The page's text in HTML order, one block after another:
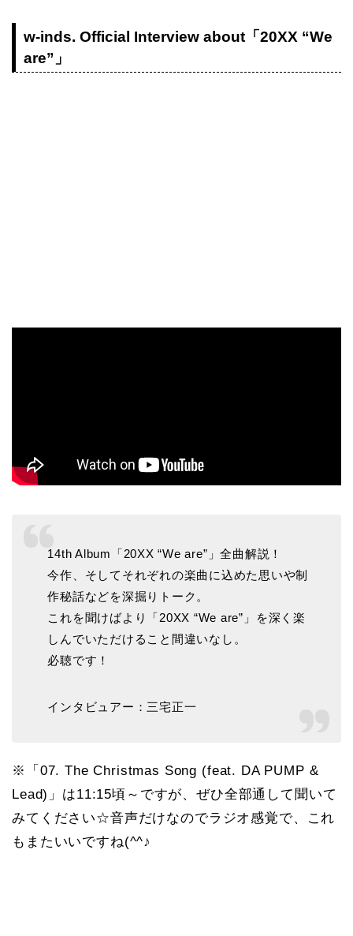
w-inds. Official Interview about「20XX “We
are”」
14th Album「20XX “We are”」全曲解説！
今作、そしてそれぞれの楽曲に込めた思いや制
作秘話などを深掘りトーク。
これを聞けばより「20XX “We are”」を深く楽
しんでいただけること間違いなし。
必聴です！
インタビュアー：三宅正一
※「07. The Christmas Song (feat. DA PUMP &
Lead)」は11:15頃～ですが、ぜひ全部通して聞いて
みてください☆音声だけなのでラジオ感覚で、これ
もまたいいですね(^^♪